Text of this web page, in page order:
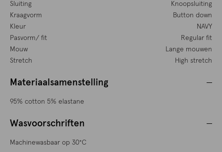
Sluiting
Knoopsluiting
Kraagvorm
Button down
Kleur
NAVY
Pasvorm/ fit
Regular fit
Mouw
Lange mouwen
Stretch
High stretch
Materiaalsamenstelling
95% cotton 5% elastane
Wasvoorschriften
Machinewasbaar op 30°C